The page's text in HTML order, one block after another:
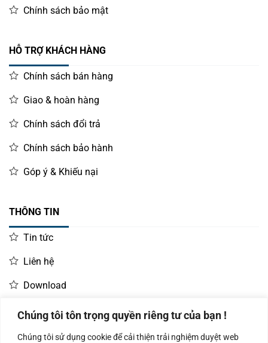
Chúng tôi tôn trọng quyền riêng tư của bạn !
Chúng tôi sử dụng cookie để cải thiện trải nghiệm duyệt web
Chính sách bảo mật
HỖ TRỢ KHÁCH HÀNG
Chính sách bán hàng
Giao & hoàn hàng
Chính sách đổi trả
Chính sách bảo hành
Góp ý & Khiếu nại
THÔNG TIN
Tin tức
Liên hệ
Download
LIÊN HỆ MUA HÀNG